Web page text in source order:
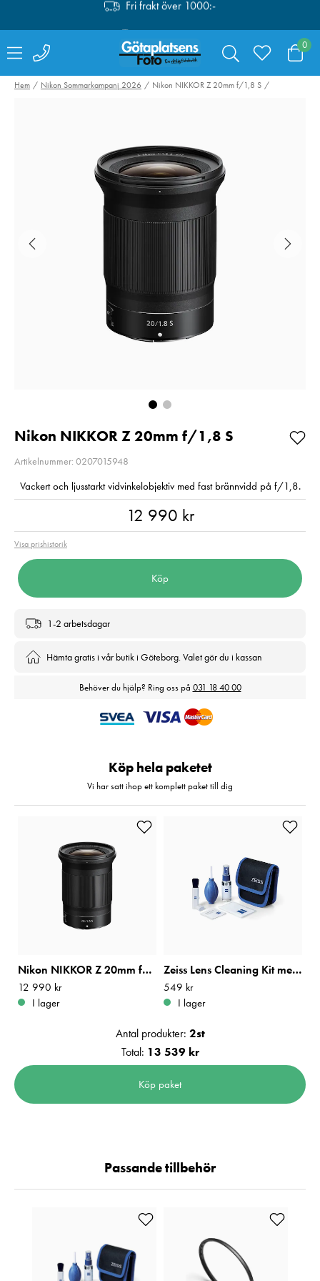
Fri retur i butik
Personlig service
Fri frakt över 1000:-
0
Swarovski Variable
Phone Adapter VPA
2
Pris:2 220 kr
2 220 kr
Hem Nikon Sommarkampanj 2026 Nikon NIKKOR Z 20mm f/1,8 S
Nikon NIKKOR Z 20mm f/1,8 S
Artikelnummer: 0207015948
Vackert och ljusstarkt vidvinkelobjektiv med fast brännvidd på f/1,8.
12 990 kr
Visa prishistorik
Köp
1-2 arbetsdagar
Hämta gratis i vår butik i Göteborg. Valet gör du i kassan
Behöver du hjälp? Ring oss på 031 18 40 00
Köp hela paketet
Vi har satt ihop ett komplett paket till dig
Nikon NIKKOR Z 20mm f/1,8 S
Pris :12 990 kr
12 990 kr
I lager
Zeiss Lens Cleaning Kit med Blåsbälg
Pris: 549 kr
549 kr
I lager
Antal produkter: 2st
Total: 13 539 kr
Köp paket
Passande tillbehör